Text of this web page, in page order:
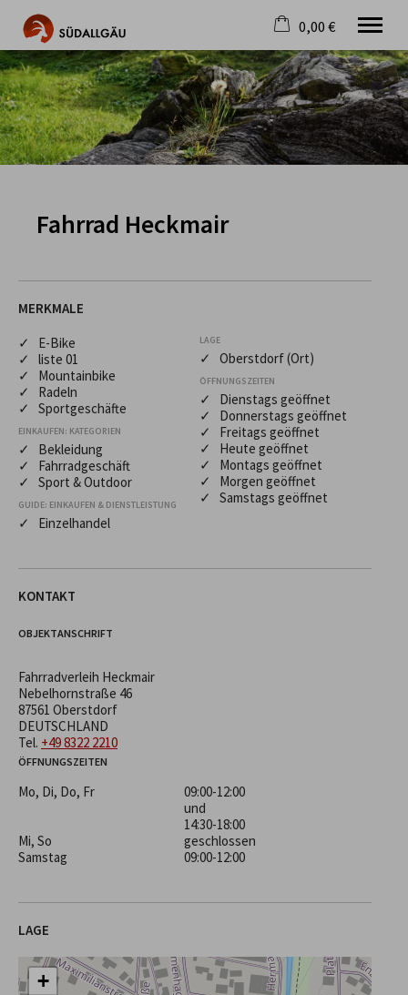
Die schönste Seite im Allgäu
Aktuell
Destination
Gastgeber
Mountainbike
0,00 €
×
Warenkorb ist leer
Fahrrad Heckmair
MERKMALE
✓ E-Bike
✓ liste 01
✓ Mountainbike
✓ Radeln
✓ Sportgeschäfte
EINKAUFEN: KATEGORIEN
✓ Bekleidung
✓ Fahrradgeschäft
✓ Sport & Outdoor
GUIDE: EINKAUFEN & DIENSTLEISTUNG
✓ Einzelhandel
LAGE
✓ Oberstdorf (Ort)
ÖFFNUNGSZEITEN
✓ Dienstags geöffnet
✓ Donnerstags geöffnet
✓ Freitags geöffnet
✓ Heute geöffnet
✓ Montags geöffnet
✓ Morgen geöffnet
✓ Samstags geöffnet
KONTAKT
OBJEKTANSCHRIFT
Fahrradverleih Heckmair
Nebelhornstraße 46
87561 Oberstdorf
DEUTSCHLAND
Tel. +49 8322 2210
ÖFFNUNGSZEITEN
Mo, Di, Do, Fr
09:00-12:00
und
14:30-18:00
Mi, So
geschlossen
Samstag
09:00-12:00
LAGE
+